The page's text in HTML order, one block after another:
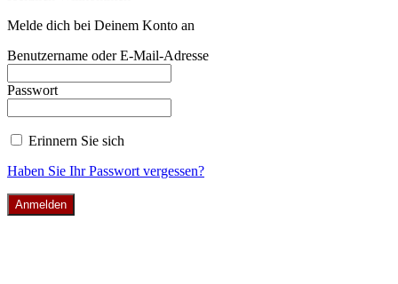
Melde dich bei Deinem Konto an
Benutzername oder E-Mail-Adresse
Passwort
Erinnern Sie sich
Haben Sie Ihr Passwort vergessen?